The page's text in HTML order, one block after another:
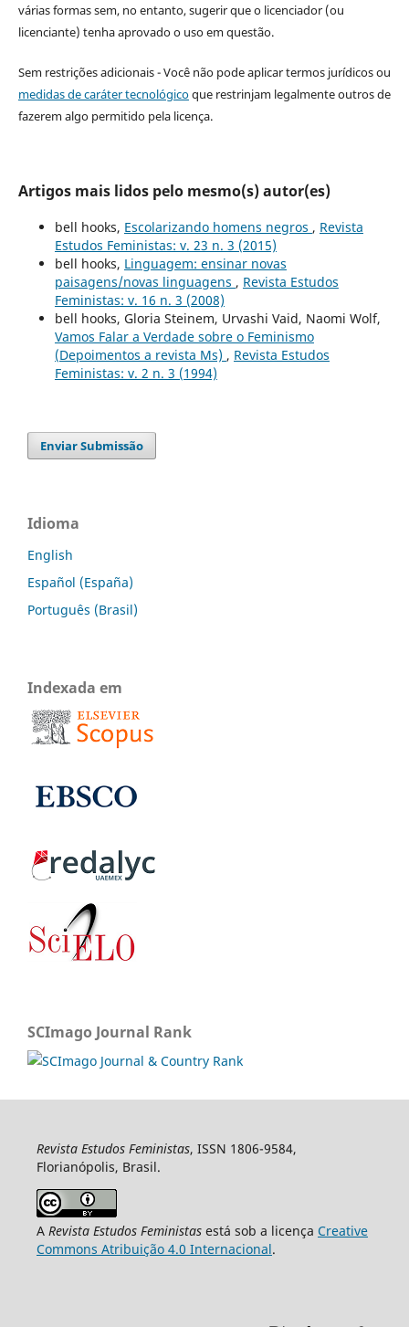
várias formas sem, no entanto, sugerir que o licenciador (ou
licenciante) tenha aprovado o uso em questão.
Sem restrições adicionais - Você não pode aplicar termos jurídicos ou
medidas de caráter tecnológicoque restrinjam legalmente outros de
fazerem algo permitido pela licença.
Artigos mais lidos pelo mesmo(s) autor(es)
bell hooks, Escolarizando homens negros , Revista
Estudos Feministas: v. 23 n. 3 (2015)
bell hooks, Linguagem: ensinar novas
paisagens/novas linguagens , Revista Estudos
Feministas: v. 16 n. 3 (2008)
bell hooks, Gloria Steinem, Urvashi Vaid, Naomi Wolf,
Vamos Falar a Verdade sobre o Feminismo
(Depoimentos a revista Ms) , Revista Estudos
Feministas: v. 2 n. 3 (1994)
Enviar Submissão
Idioma
English
Español (España)
Português (Brasil)
Indexada em
SCImago Journal Rank
Revista Estudos Feministas, ISSN 1806-9584,
Florianópolis, Brasil.
A Revista Estudos Feministasestá sob a licença Creative
Commons Atribuição 4.0 Internacional.